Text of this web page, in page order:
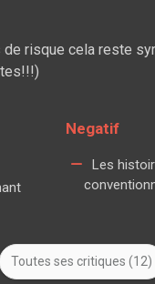
risque cela reste
Negatif
Les
Toutes ses critiques (12)